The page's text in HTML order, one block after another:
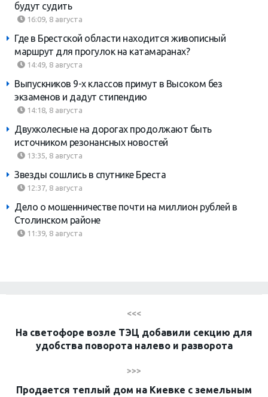
будут судить
16:09, 8 августа
Где в Брестской области находится живописный
маршрут для прогулок на катамаранах?
14:49, 8 августа
Выпускников 9-х классов примут в Высоком без
экзаменов и дадут стипендию
14:18, 8 августа
Двухколесные на дорогах продолжают быть
источником резонансных новостей
13:35, 8 августа
Звезды сошлись в спутнике Бреста
12:37, 8 августа
Дело о мошенничестве почти на миллион рублей в
Столинском районе
11:39, 8 августа
<<<
На светофоре возле ТЭЦ добавили секцию для
удобства поворота налево и разворота
>>>
Продается теплый дом на Киевке с земельным